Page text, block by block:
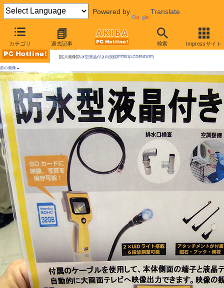
Powered by Translate
カテゴリ 過去記事 検索 Impressサイト
AKIBA PC Hotline!
[拡大画像] 防水型液晶付き内視鏡IP7B01(LCDENDOP)
前の画像←